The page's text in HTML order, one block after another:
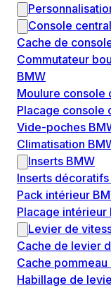
Console
Cache de
Commutateur
BMW
Moulure console
Placage console
Vide-poches
Climatisation
Inserts BMW
Inserts
Pack intérieur
Placage intérieur
Levier de
Cache de levier
Cache pommeau
Habillage de